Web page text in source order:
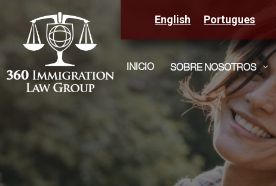
English Portugues
INICIO SOBRE NOSOTROS 3